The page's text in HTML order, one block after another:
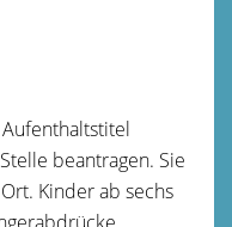
beantragen. Sie
Kinder ab sechs